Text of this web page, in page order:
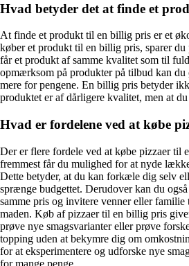
Hvad betyder det at finde et
At finde et produkt til en billig pris er et
køber et produkt til en billig pris, sparer du
får et produkt af samme kvalitet som til
opmærksom på produkter på tilbud kan du
mere for pengene. En billig pris betyder
produktet er af dårligere kvalitet, men at
Hvad er fordelene ved at købe
Der er flere fordele ved at købe pizzaer til
fremmest får du mulighed for at nyde
Dette betyder, at du kan forkæle dig selv
sprænge budgettet. Derudover kan du
samme pris og invitere venner eller
maden. Køb af pizzaer til en billig pris
prøve nye smagsvarianter eller prøve
topping uden at bekymre dig om
for at eksperimentere og udforske nye
for mange penge.